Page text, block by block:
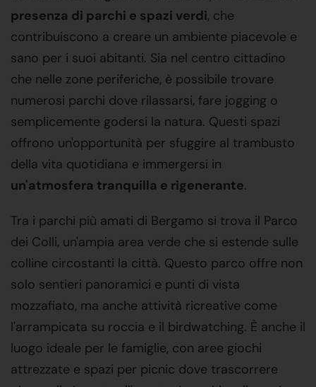
presenza di parchi e spazi verdi, che
contribuiscono a creare un ambiente piacevole e
sano per i suoi abitanti. Sia nel centro cittadino
che nelle zone periferiche, è possibile trovare
numerosi parchi dove rilassarsi, fare jogging o
semplicemente godersi la natura. Questi spazi
offrono un'opportunità per sfuggire al trambusto
della vita quotidiana e immergersi in
un'atmosfera tranquilla e rigenerante.
Tra i parchi più amati di Bergamo si trova il Parco
dei Colli, un'ampia area verde che si estende sulle
colline circostanti la città. Questo parco offre non
solo sentieri panoramici e punti di vista
mozzafiato, ma anche attività ricreative come
l'arrampicata su roccia e il birdwatching. È anche il
luogo ideale per le famiglie, con aree giochi
attrezzate e spazi per picnic dove trascorrere